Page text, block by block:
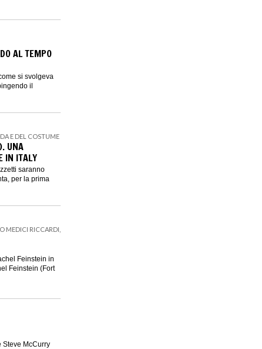
AL TEMPO
si svolgeva
il
E DEL COSTUME
UNA
IN ITALY
saranno
per la prima
MEDICI RICCARDI,
Feinstein in
Feinstein (Fort
Steve McCurry